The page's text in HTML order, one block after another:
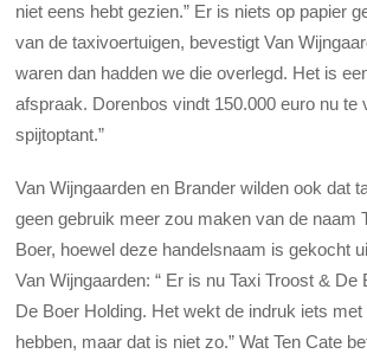
niet eens hebt gezien.” Er is niets op papier
van de taxivoertuigen, bevestigt Van
waren dan hadden we die overlegd. Het is
afspraak. Dorenbos vindt 150.000 euro nu te
spijtoptant.”
Van Wijngaarden en Brander wilden ook dat
geen gebruik meer zou maken van de naam
Boer, hoewel deze handelsnaam is gekocht
Van Wijngaarden: “ Er is nu Taxi Troost & De
De Boer Holding. Het wekt de indruk iets
hebben, maar dat is niet zo.” Wat Ten Cate